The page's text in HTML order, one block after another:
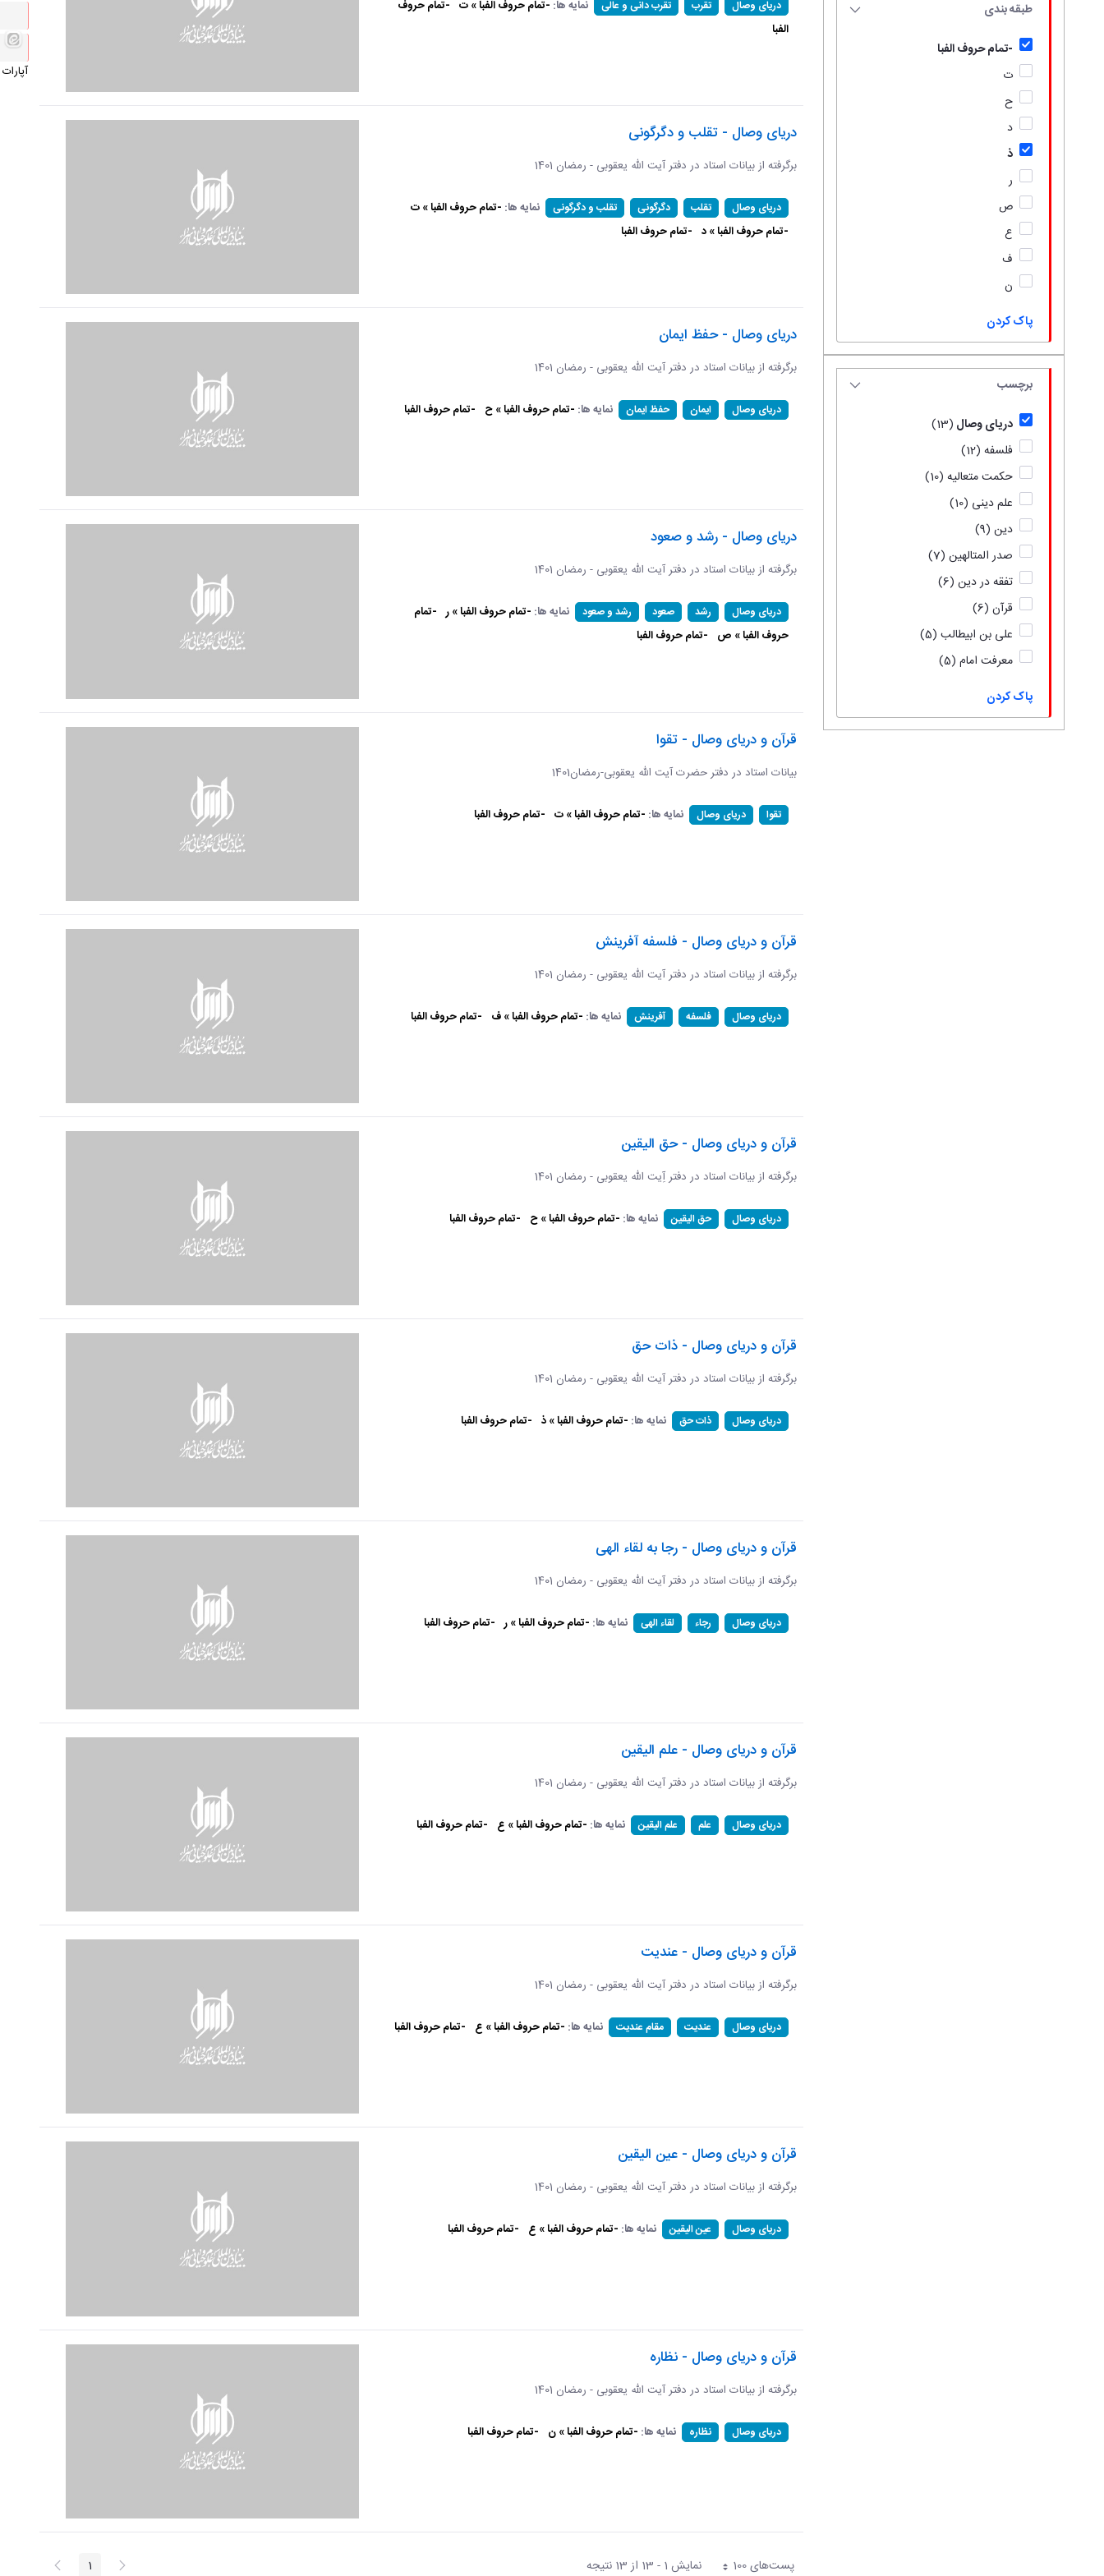
طبقه بندی
-تمام حروف الفبا
ت
ح
د
ذ
ر
ص
ع
ف
ن
پاک کردن
برچسب
دریای وصال (13)
فلسفه (12)
حکمت متعالیه (10)
علم دینی (10)
دین (9)
صدر المتالهین (7)
تفقه در دین (6)
قرآن (6)
علی بن ابیطالب (5)
معرفت امام (5)
پاک کردن
دریای وصال تقرب تقرب دانی و عالی نمایه ها: -تمام حروف الفبا » ت -تمام حروف
الفبا
دریای وصال - تقلب و دگرگونی
برگرفته از بیانات استاد در دفتر آیت الله یعقوبی - رمضان 1401
دریای وصال تقلب دگرگونی تقلب و دگرگونی نمایه ها: -تمام حروف الفبا » ت
-تمام حروف الفبا » د -تمام حروف الفبا
دریای وصال - حفظ ایمان
برگرفته از بیانات استاد در دفتر آیت الله یعقوبی - رمضان 1401
دریای وصال ایمان حفظ ایمان نمایه ها: -تمام حروف الفبا » ح -تمام حروف الفبا
دریای وصال - رشد و صعود
برگرفته از بیانات استاد در دفتر آیت الله یعقوبی - رمضان 1401
دریای وصال رشد صعود رشد و صعود نمایه ها: -تمام حروف الفبا » ر -تمام
حروف الفبا » ص -تمام حروف الفبا
قرآن و دریای وصال - تقوا
بیانات استاد در دفتر حضرت آیت الله یعقوبی-رمضان1401
تقوا دریای وصال نمایه ها: -تمام حروف الفبا » ت -تمام حروف الفبا
قرآن و دریای وصال - فلسفه آفرینش
برگرفته از بیانات استاد در دفتر آیت الله یعقوبی - رمضان 1401
دریای وصال فلسفه آفرینش نمایه ها: -تمام حروف الفبا » ف -تمام حروف الفبا
قرآن و دریای وصال - حق الیقین
برگرفته از بیانات استاد در دفتر آِیت الله یعقوبی - رمضان 1401
دریای وصال حق الیقین نمایه ها: -تمام حروف الفبا » ح -تمام حروف الفبا
قرآن و دریای وصال - ذات حق
برگرفته از بیانات استاد در دفتر آیت الله یعقوبی - رمضان 1401
دریای وصال ذات حق نمایه ها: -تمام حروف الفبا » ذ -تمام حروف الفبا
قرآن و دریای وصال - رجا به لقاء الهی
برگرفته از بیانات استاد در دفتر آیت الله یعقوبی - رمضان 1401
دریای وصال رجاء لقاء الهی نمایه ها: -تمام حروف الفبا » ر -تمام حروف الفبا
قرآن و دریای وصال - علم الیقین
برگرفته از بیانات استاد در دفتر آیت الله یعقوبی - رمضان 1401
دریای وصال علم علم الیقین نمایه ها: -تمام حروف الفبا » ع -تمام حروف الفبا
قرآن و دریای وصال - عندیت
برگرفته از بیانات استاد در دفتر آیت الله یعقوبی - رمضان 1401
دریای وصال عندیت مقام عندیت نمایه ها: -تمام حروف الفبا » ع -تمام حروف الفبا
قرآن و دریای وصال - عین الیقین
برگرفته از بیانات استاد در دفتر آیت الله یعقوبی - رمضان 1401
دریای وصال عین الیقین نمایه ها: -تمام حروف الفبا » ع -تمام حروف الفبا
قرآن و دریای وصال - نظاره
برگرفته از بیانات استاد در دفتر آیت الله یعقوبی - رمضان 1401
دریای وصال نظاره نمایه ها: -تمام حروف الفبا » ن -تمام حروف الفبا
پست‌‌های 100هر صفحه نمایش 1 - 13 از 13 نتیجه پیغام صفحه1 صفحه
آپارات